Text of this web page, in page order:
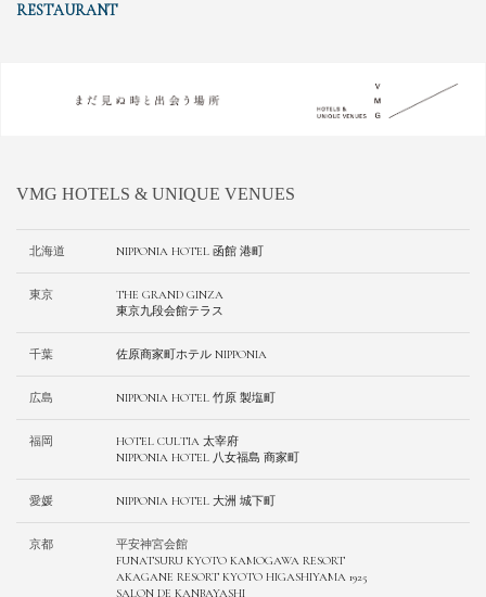
RESTAURANT
VMG HOTELS & UNIQUE VENUES
北海道 NIPPONIA HOTEL 函館 港町
東京
THE GRAND GINZA
東京九段会館テラス
千葉 佐原商家町ホテル NIPPONIA
広島 NIPPONIA HOTEL 竹原 製塩町
福岡
HOTEL CULTIA 太宰府
NIPPONIA HOTEL 八女福島 商家町
愛媛 NIPPONIA HOTEL 大洲 城下町
京都
平安神宮会館
FUNATSURU KYOTO KAMOGAWA RESORT
AKAGANE RESORT KYOTO HIGASHIYAMA 1925
SALON DE KANBAYASHI